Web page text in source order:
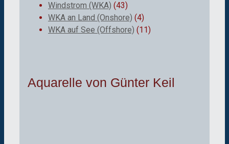
Windstrom (WKA) (43)
WKA an Land (Onshore) (4)
WKA auf See (Offshore) (11)
Aquarelle von Günter Keil